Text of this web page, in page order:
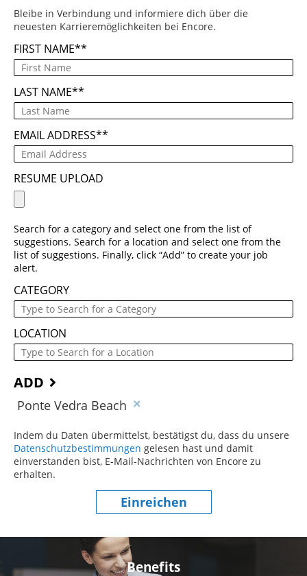
Bleibe in Verbindung und informiere dich über die
neuesten Karrieremöglichkeiten bei Encore.
FIRST NAME*
LAST NAME*
EMAIL ADDRESS*
RESUME UPLOAD
Search for a category and select one from the list of
suggestions. Search for a location and select one from the
list of suggestions. Finally, click “Add” to create your job
alert.
CATEGORY
LOCATION
ADD
Ponte Vedra Beach
Indem du Daten übermittelst, bestätigst du, dass du unsere
Datenschutzbestimmungen (dieser Inhalt öffnet sich in einem
gelesen hast und damit
einverstanden bist, E-Mail-Nachrichten von Encore zu
erhalten.
Einreichen
Benefits